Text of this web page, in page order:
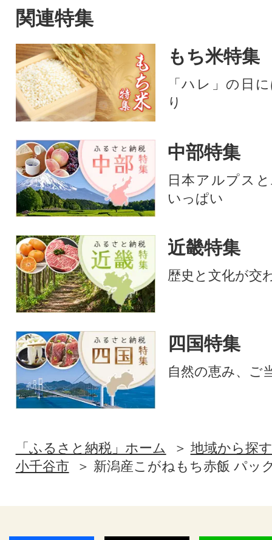
関連特集
もち米特集
「ハレ」の日
り
中部特集
日本アルプス
いっぱい
近畿特集
歴史と文化が交
四国特集
自然の恵み、ご
「ふるさと納税」ホーム
地域から探す
小千谷市
新潟産こがねもち赤飯 パッ